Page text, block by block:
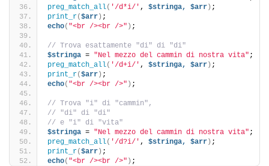
preg_match_all( '/d*i/' , $stringa, $arr ) ;
print_r($arr ) ;
echo( "<br /><br />" ) ;
// Trova esattamente "di" di "di"
$stringa = "Nel mezzo del cammin di nostra vita" ;
preg_match_all( '/d+i/' , $stringa, $arr ) ;
print_r($arr ) ;
echo( "<br /><br />" ) ;
// Trova "i" di "cammin",
// "di" di "di"
// e "i" di "vita"
$stringa = "Nel mezzo del cammin di nostra vita" ;
preg_match_all( '/d?i/' , $stringa, $arr ) ;
print_r($arr ) ;
echo( "<br /><br />" ) ;